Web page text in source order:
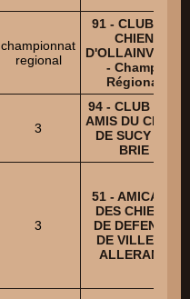
championnat
regional
91 - CLUB DU
CHIEN
D'OLLAINVILLE
- Champ.
Régional
3
94 - CLUB DES
AMIS DU CHIEN
DE SUCY EN
BRIE
3
51 - AMICALE
DES CHIENS
DE DEFENSE
DE VILLERS
ALLERAND